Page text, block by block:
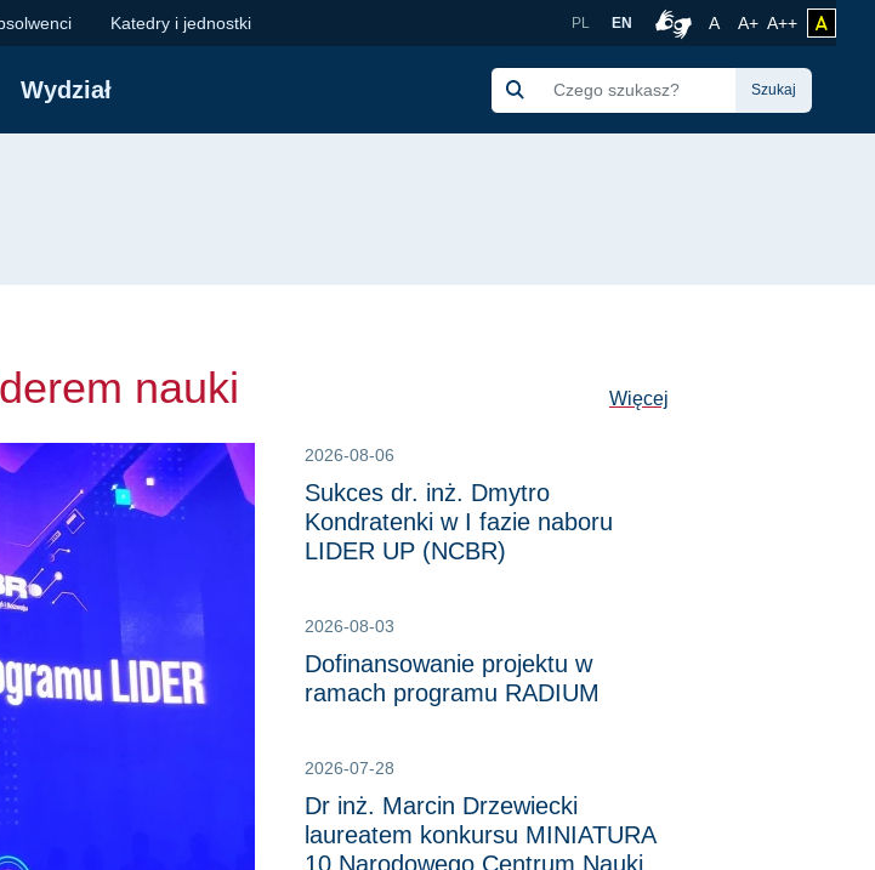
nauki | Wydział
Katedry i jednostki PL EN ARozmiar czcionki
A+Czcionka
A++Czcionka
Wydział Szukaj
nauki Więcej
2026-08-06
Sukces dr. inż. Dmytro
Kondratenki w I fazie naboru
LIDER UP (NCBR)
2026-08-03
Dofinansowanie projektu w
ramach programu RADIUM
2026-07-28
Dr inż. Marcin Drzewiecki
laureatem konkursu MINIATURA
10 Narodowego Centrum Nauki